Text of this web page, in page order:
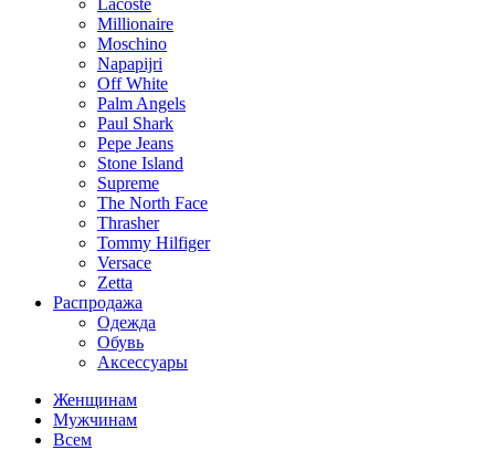
Lacoste
Millionaire
Moschino
Napapijri
Off White
Palm Angels
Paul Shark
Pepe Jeans
Stone Island
Supreme
The North Face
Thrasher
Tommy Hilfiger
Versace
Zetta
Распродажа
Одежда
Обувь
Аксессуары
Женщинам
Мужчинам
Всем